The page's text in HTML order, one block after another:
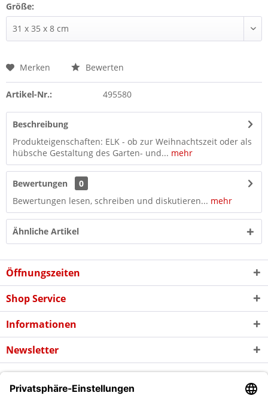
Größe:
Merken Bewerten
Artikel-Nr.: 495580
Beschreibung
Produkteigenschaften: ELK - ob zur Weihnachtszeit oder als
hübsche Gestaltung des Garten- und... mehr
Bewertungen
0
Bewertungen lesen, schreiben und diskutieren... mehr
Ähnliche Artikel
Öffnungszeiten
Shop Service
Informationen
Newsletter
* Alle Preise inkl. gesetzl. Mehrwertsteuer zzgl. evtl.
und
ggf. Nachnahmegebühren, wenn nicht anders beschrieben